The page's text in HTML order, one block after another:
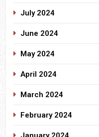
July 2024
June 2024
May 2024
April 2024
March 2024
February 2024